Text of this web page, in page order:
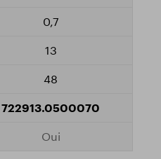
0,7
13
48
722913.0500070
Oui